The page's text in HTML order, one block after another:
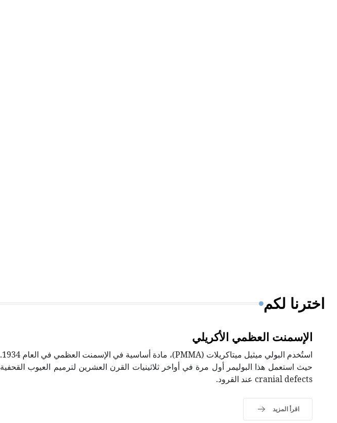
اخترنا لكم
الإسمنت العظمي الأكريلي
استُخدم البولي ميثيل ميتاكريلات (PMMA)، مادة أساسية في الإسمنت العظمي في العام 1934.
حيث استعمل هذا البوليمر أول مرة في أواخر ثلاثينيات القرن العشرين لترميم العيوب القحفية
cranial defects عند القرود.
اقرأ المزيد